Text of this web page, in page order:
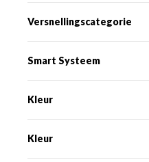
Versnellingscategorie
Smart Systeem
Kleur
Kleur